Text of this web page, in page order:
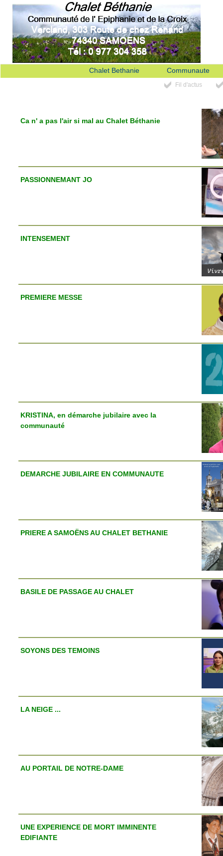
Chalet Bethanie Communaute
Fil d'actus
Ca n' a pas l'air si mal au Chalet Béthanie
PASSIONNEMANT JO
INTENSEMENT
PREMIERE MESSE
KRISTINA, en démarche jubilaire avec la
communauté
DEMARCHE JUBILAIRE EN COMMUNAUTE
PRIERE A SAMOËNS AU CHALET BETHANIE
BASILE DE PASSAGE AU CHALET
SOYONS DES TEMOINS
LA NEIGE ...
AU PORTAIL DE NOTRE-DAME
UNE EXPERIENCE DE MORT IMMINENTE
EDIFIANTE